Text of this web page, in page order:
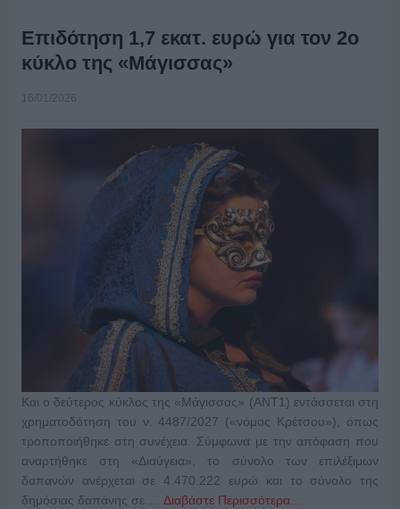
Επιδότηση 1,7 εκατ. ευρώ για τον 2ο
κύκλο της «Μάγισσας»
16/01/2026
Και ο δεύτερος κύκλος της «Μάγισσας» (ANT1) εντάσσεται στη
χρηματοδότηση του ν. 4487/2027 («νόμος Κρέτσου»), όπως
τροποποιήθηκε στη συνέχεια. Σύμφωνα με την απόφαση που
αναρτήθηκε στη «Διαύγεια», το σύνολο των επιλέξιμων
δαπανών ανέρχεται σε 4.470.222 ευρώ και το σύνολο της
δημόσιας δαπάνης σε … Διαβάστε Περισσότερα...